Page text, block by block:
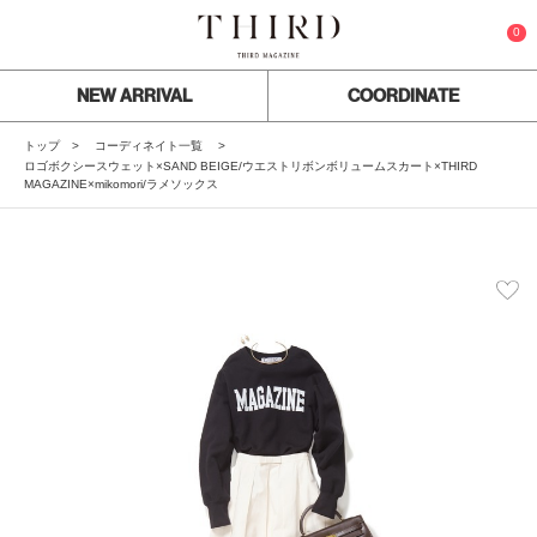
0
NEW ARRIVAL COORDINATE
トップ
コーディネイト一覧
ロゴボクシースウェット×SAND BEIGE/ウエストリボンボリュームスカート×THIRD
MAGAZINE×mikomori/ラメソックス